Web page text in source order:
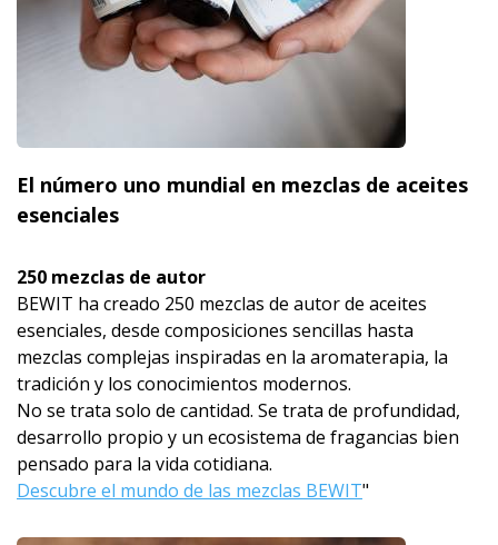
El número uno mundial en mezclas de aceites
esenciales
250 mezclas de autor
BEWIT ha creado 250 mezclas de autor de aceites
esenciales, desde composiciones sencillas hasta
mezclas complejas inspiradas en la aromaterapia, la
tradición y los conocimientos modernos.
No se trata solo de cantidad. Se trata de profundidad,
desarrollo propio y un ecosistema de fragancias bien
pensado para la vida cotidiana.
Descubre el mundo de las mezclas BEWIT"